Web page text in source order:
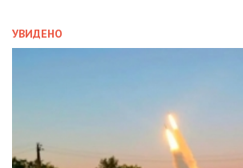
УВИДЕНО